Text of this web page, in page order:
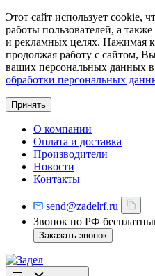
Этот сайт использует cookie,
работы пользователей, а
и рекламных целях. Нажимая
продолжая работу с сайтом,
ваших персональных данных в
обработки персональных
Принять
О компании
Оплата и доставка
Производители
Новости
Контакты
send@zadelrf.ru
Звонок по РФ
Заказать звонок